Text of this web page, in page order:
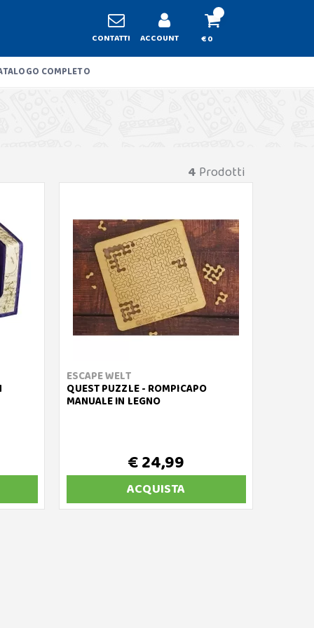
CONTATTI ACCOUNT € 0
COMPLETO
4 Prodotti
ESCAPE WELT
QUEST PUZZLE - ROMPICAPO
MANUALE IN LEGNO
€ 24,99
ACQUISTA